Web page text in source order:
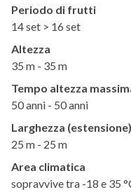
Periodo di frutti
14 set > 16 set
Altezza
35 m - 35 m
Tempo altezza
50 anni - 50 anni
Larghezza (estensione)
25 m - 25 m
Area climatica
sopravvive tra -18 e 35